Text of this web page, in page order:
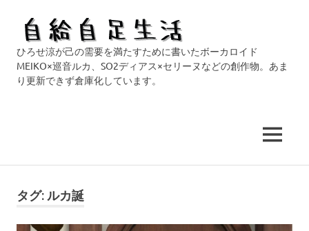
給
生
ひろせ涼が己の需要を満たすために書いたボーカロイド
MEIKO×巡音ルカ、SO2ディアス×セリーヌなどの創作物。あま
り更新できず倉庫化しています。
MENU
タグ:ルカ誕